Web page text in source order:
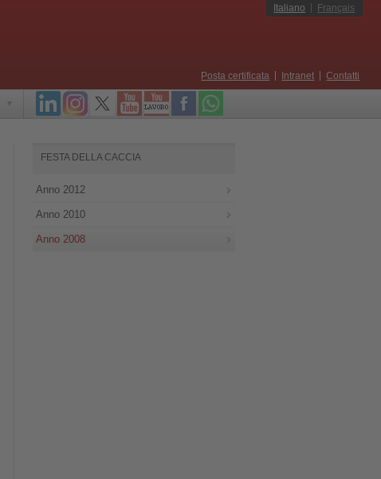
Italiano Français
Posta certificata Intranet Contatti
FESTA DELLA CACCIA
Anno 2012
Anno 2010
Anno 2008